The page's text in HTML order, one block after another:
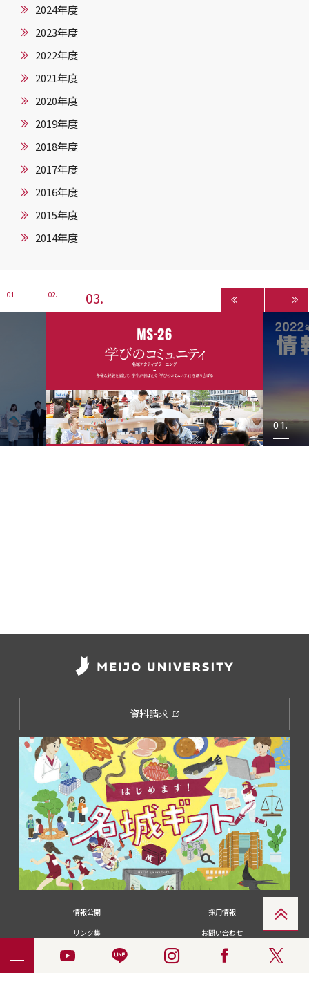
2024年度
2023年度
2022年度
2021年度
2020年度
2019年度
2018年度
2017年度
2016年度
2015年度
2014年度
1 2 3
資料請求
情報公開
採用情報
リンク集
お問い合わせ
メディアの皆さま
卒業生の皆さま